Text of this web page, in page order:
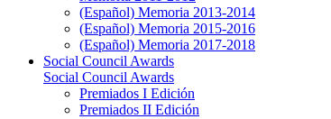
(Español) Memoria 2013-2014
(Español) Memoria 2015-2016
(Español) Memoria 2017-2018
Social Council Awards
Social Council Awards
Premiados I Edición
Premiados II Edición